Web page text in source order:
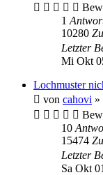
1
10280
Letzter
Mi Okt
Lochmuster
von cahovi »
10
15474
Letzter
Sa Okt